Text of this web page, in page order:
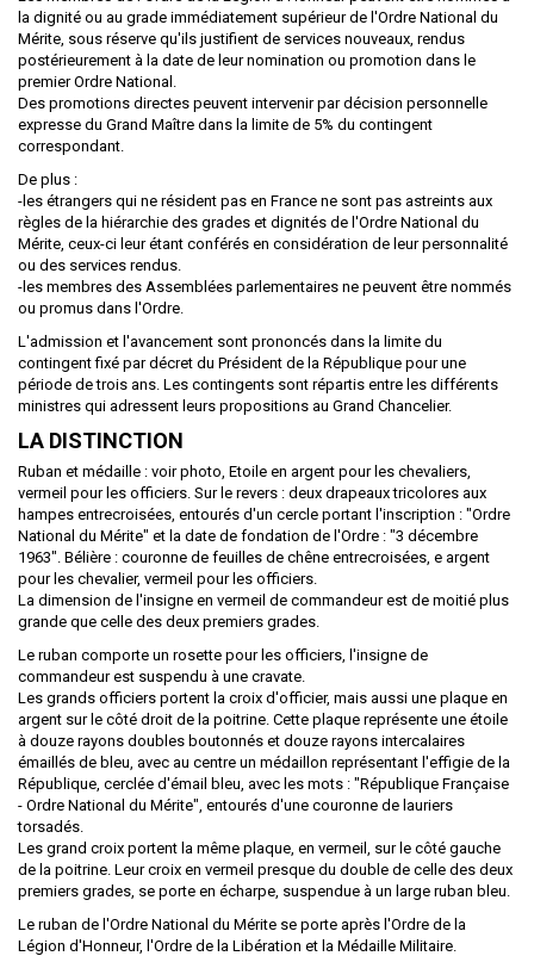
la dignité ou au grade immédiatement supérieur de l'Ordre National du
Mérite, sous réserve qu'ils justifient de services nouveaux, rendus
postérieurement à la date de leur nomination ou promotion dans le
premier Ordre National.
Des promotions directes peuvent intervenir par décision personnelle
expresse du Grand Maître dans la limite de 5% du contingent
correspondant.
De plus :
-les étrangers qui ne résident pas en France ne sont pas astreints aux
règles de la hiérarchie des grades et dignités de l'Ordre National du
Mérite, ceux-ci leur étant conférés en considération de leur personnalité
ou des services rendus.
-les membres des Assemblées parlementaires ne peuvent être nommés
ou promus dans l'Ordre.
L'admission et l'avancement sont prononcés dans la limite du
contingent fixé par décret du Président de la République pour une
période de trois ans. Les contingents sont répartis entre les différents
ministres qui adressent leurs propositions au Grand Chancelier.
LA DISTINCTION
Ruban et médaille : voir photo, Etoile en argent pour les chevaliers,
vermeil pour les officiers. Sur le revers : deux drapeaux tricolores aux
hampes entrecroisées, entourés d'un cercle portant l'inscription : "Ordre
National du Mérite" et la date de fondation de l'Ordre : "3 décembre
1963". Bélière : couronne de feuilles de chêne entrecroisées, e argent
pour les chevalier, vermeil pour les officiers.
La dimension de l'insigne en vermeil de commandeur est de moitié plus
grande que celle des deux premiers grades.
Le ruban comporte un rosette pour les officiers, l'insigne de
commandeur est suspendu à une cravate.
Les grands officiers portent la croix d'officier, mais aussi une plaque en
argent sur le côté droit de la poitrine. Cette plaque représente une étoile
à douze rayons doubles boutonnés et douze rayons intercalaires
émaillés de bleu, avec au centre un médaillon représentant l'effigie de la
République, cerclée d'émail bleu, avec les mots : "République Française
- Ordre National du Mérite", entourés d'une couronne de lauriers
torsadés.
Les grand croix portent la même plaque, en vermeil, sur le côté gauche
de la poitrine. Leur croix en vermeil presque du double de celle des deux
premiers grades, se porte en écharpe, suspendue à un large ruban bleu.
Le ruban de l'Ordre National du Mérite se porte après l'Ordre de la
Légion d'Honneur, l'Ordre de la Libération et la Médaille Militaire.